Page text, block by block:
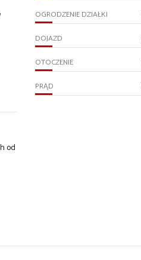
od
OGRODZENIE DZIAŁKI
DOJAZD
OTOCZENIE
PRĄD